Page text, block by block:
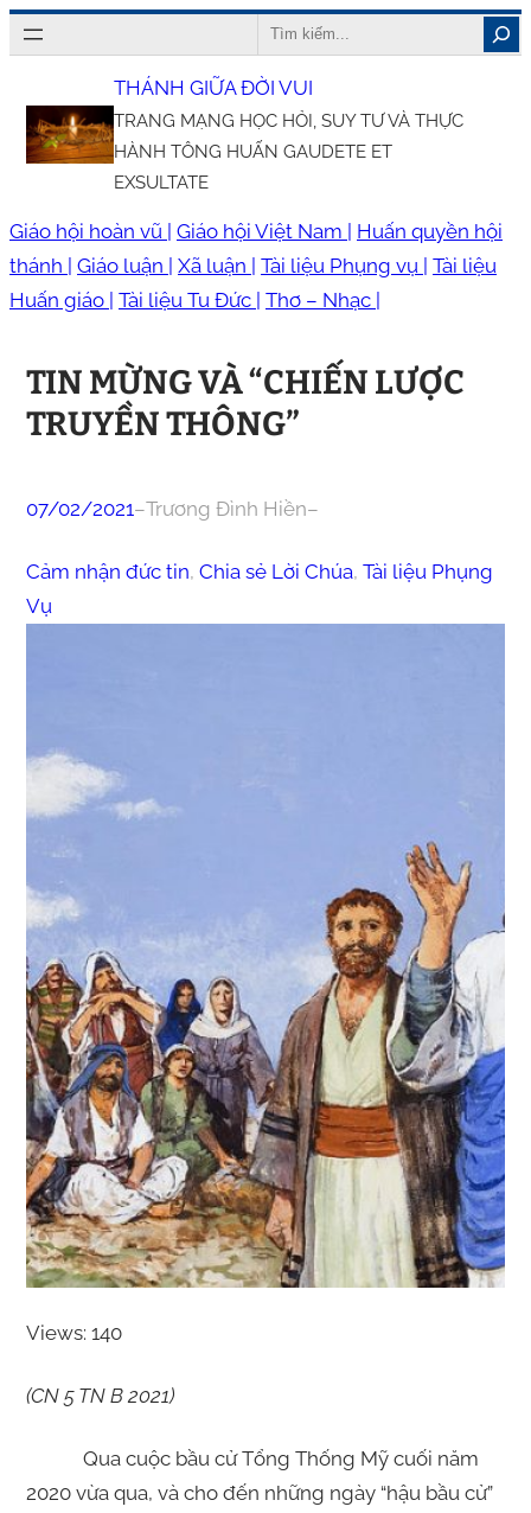
Chuyển
đến
nội
dung
Search
THÁNH GIỮA ĐỜI VUI
TRANG MẠNG HỌC HỎI, SUY TƯ VÀ THỰC
HÀNH TÔNG HUẤN GAUDETE ET
EXSULTATE
Giáo hội hoàn vũ | Giáo hội Việt Nam | Huấn quyền hội
thánh | Giáo luận | Xã luận | Tài liệu Phụng vụ | Tài liệu
Huấn giáo | Tài liệu Tu Đức | Thơ – Nhạc |
TIN MỪNG VÀ “CHIẾN LƯỢC
TRUYỀN THÔNG”
07/02/2021–Trương Đình Hiền–
Cảm nhận đức tin, Chia sẻ Lời Chúa, Tài liệu Phụng
Vụ
Views: 140
(CN 5 TN B 2021)
Qua cuộc bầu cử Tổng Thống Mỹ cuối năm
2020 vừa qua, và cho đến những ngày “hậu bầu cử”